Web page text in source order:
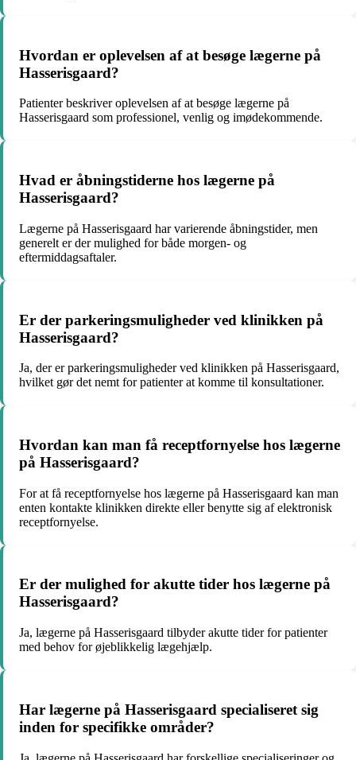
Hvordan er oplevelsen af at besøge lægerne på
Hasserisgaard?
Patienter beskriver oplevelsen af at besøge lægerne på
Hasserisgaard som professionel, venlig og imødekommende.
Hvad er åbningstiderne hos lægerne på
Hasserisgaard?
Lægerne på Hasserisgaard har varierende åbningstider, men
generelt er der mulighed for både morgen- og
eftermiddagsaftaler.
Er der parkeringsmuligheder ved klinikken på
Hasserisgaard?
Ja, der er parkeringsmuligheder ved klinikken på Hasserisgaard,
hvilket gør det nemt for patienter at komme til konsultationer.
Hvordan kan man få receptfornyelse hos lægerne
på Hasserisgaard?
For at få receptfornyelse hos lægerne på Hasserisgaard kan man
enten kontakte klinikken direkte eller benytte sig af elektronisk
receptfornyelse.
Er der mulighed for akutte tider hos lægerne på
Hasserisgaard?
Ja, lægerne på Hasserisgaard tilbyder akutte tider for patienter
med behov for øjeblikkelig lægehjælp.
Har lægerne på Hasserisgaard specialiseret sig
inden for specifikke områder?